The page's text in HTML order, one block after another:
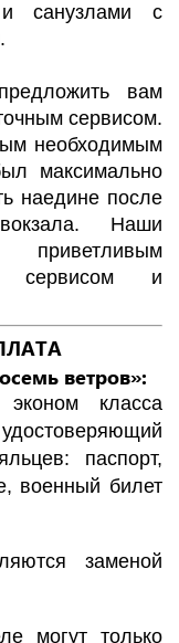
и санузлами с
вам
сервисом.
необходимым
максимально
наедине после
Наши
сервисом и
ветров»:
класса
паспорт,
военный билет
заменой
могут только